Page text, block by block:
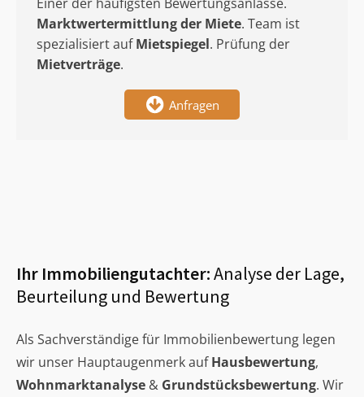
Marktwertermittlungder Miete. Team ist
spezialisiert aufMietspiegel. Prüfung der
Mietverträge.
Anfragen
Ihr Immobiliengutachter:Analyse der Lage,
Beurteilung und Bewertung
Als Sachverständige für Immobilienbewertung legen
wir unser Hauptaugenmerk aufHausbewertung,
Wohnmarktanalyse & Grundstücksbewertung. Wir